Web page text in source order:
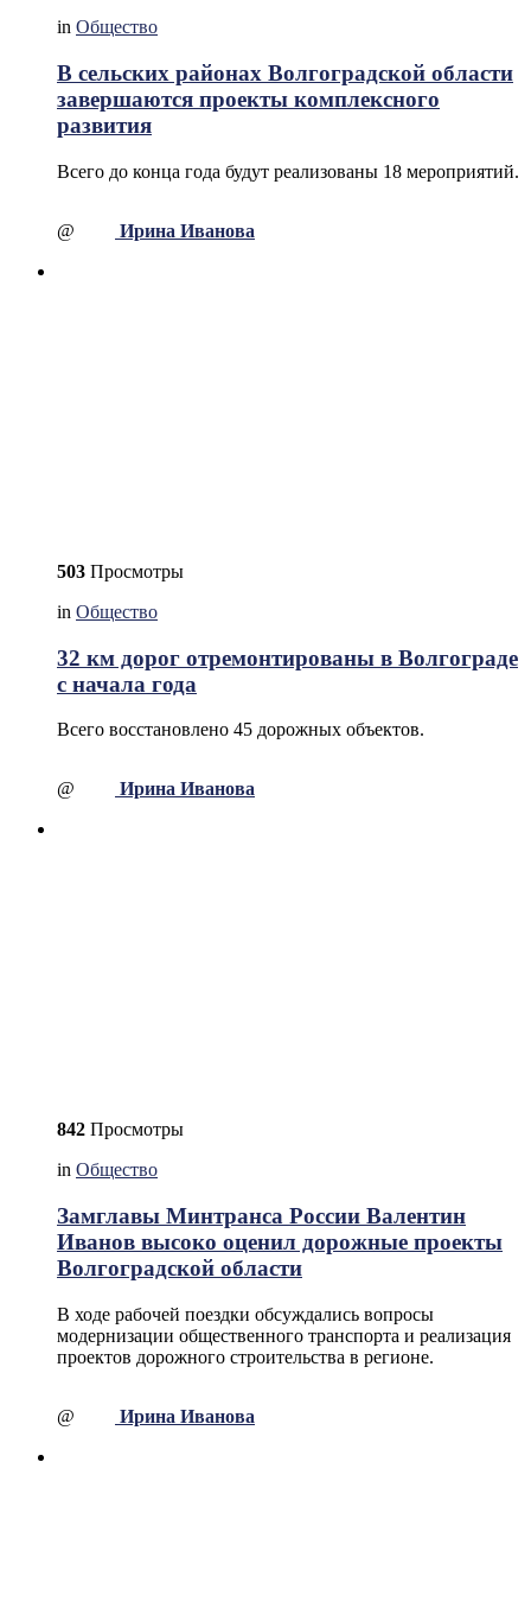
in Общество
В сельских районах Волгоградской области
завершаются проекты комплексного
развития
Всего до конца года будут реализованы 18 мероприятий.
@ Ирина Иванова
503 Просмотры
in Общество
32 км дорог отремонтированы в Волгограде
с начала года
Всего восстановлено 45 дорожных объектов.
@ Ирина Иванова
842 Просмотры
in Общество
Замглавы Минтранса России Валентин
Иванов высоко оценил дорожные проекты
Волгоградской области
В ходе рабочей поездки обсуждались вопросы
модернизации общественного транспорта и реализация
проектов дорожного строительства в регионе.
@ Ирина Иванова